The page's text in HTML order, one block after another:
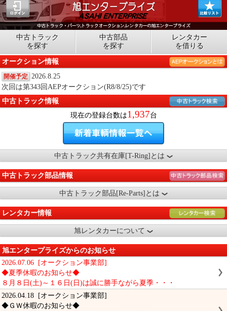
中古トラック
を探す
中古部品
を探す
レンタカー
を借りる
オークション情報
開催予定
2026.8.25
次回は第343回AEPオークション(R8/8/25)です
中古トラック情報
現在の登録台数は1,937台
中古トラック共有在庫[T-Ring]とは
中古トラック部品情報
中古トラック部品[Re-Parts]とは
レンタカー情報
旭レンタカーについて
旭エンタープライズからのお知らせ
2026.07.06 [オークション事業部]
◆夏季休暇のお知らせ◆
８月８日(土)～１６日(日)は誠に勝手ながら夏季・・・
2026.04.18 [オークション事業部]
◆ＧＷ休暇のお知らせ◆